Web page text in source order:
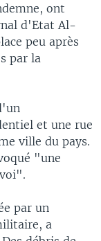
ont
d'Etat Al-
peu après
par la
et une rue
ville du pays.
"une
par un
a